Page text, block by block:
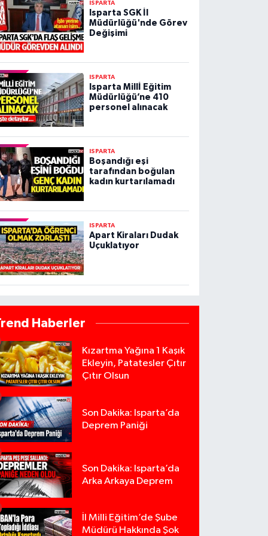
ISPARTA
Isparta SGK İl
Müdürlüğü'nde Görev
Değişimi
ISPARTA
Isparta Millİ Eğitim
Müdürlüğü’ne 410
personel alınacak
ISPARTA
Boşandığı eşi
tarafından boğulan
kadın kurtarılamadı
ISPARTA
Apart Kiraları Dudak
Uçuklatıyor
Haberler
Kızartma Yağına 1 Kaşık
Ekleyin, Patatesler Çıtır
Çıtır Olsun
Son Dakika: Isparta’da
Deprem Paniği
Son Dakika: Isparta’da
Arka Arkaya Deprem
İl Milli Eğitim’de Şube
Müdürü Hakkında Şok